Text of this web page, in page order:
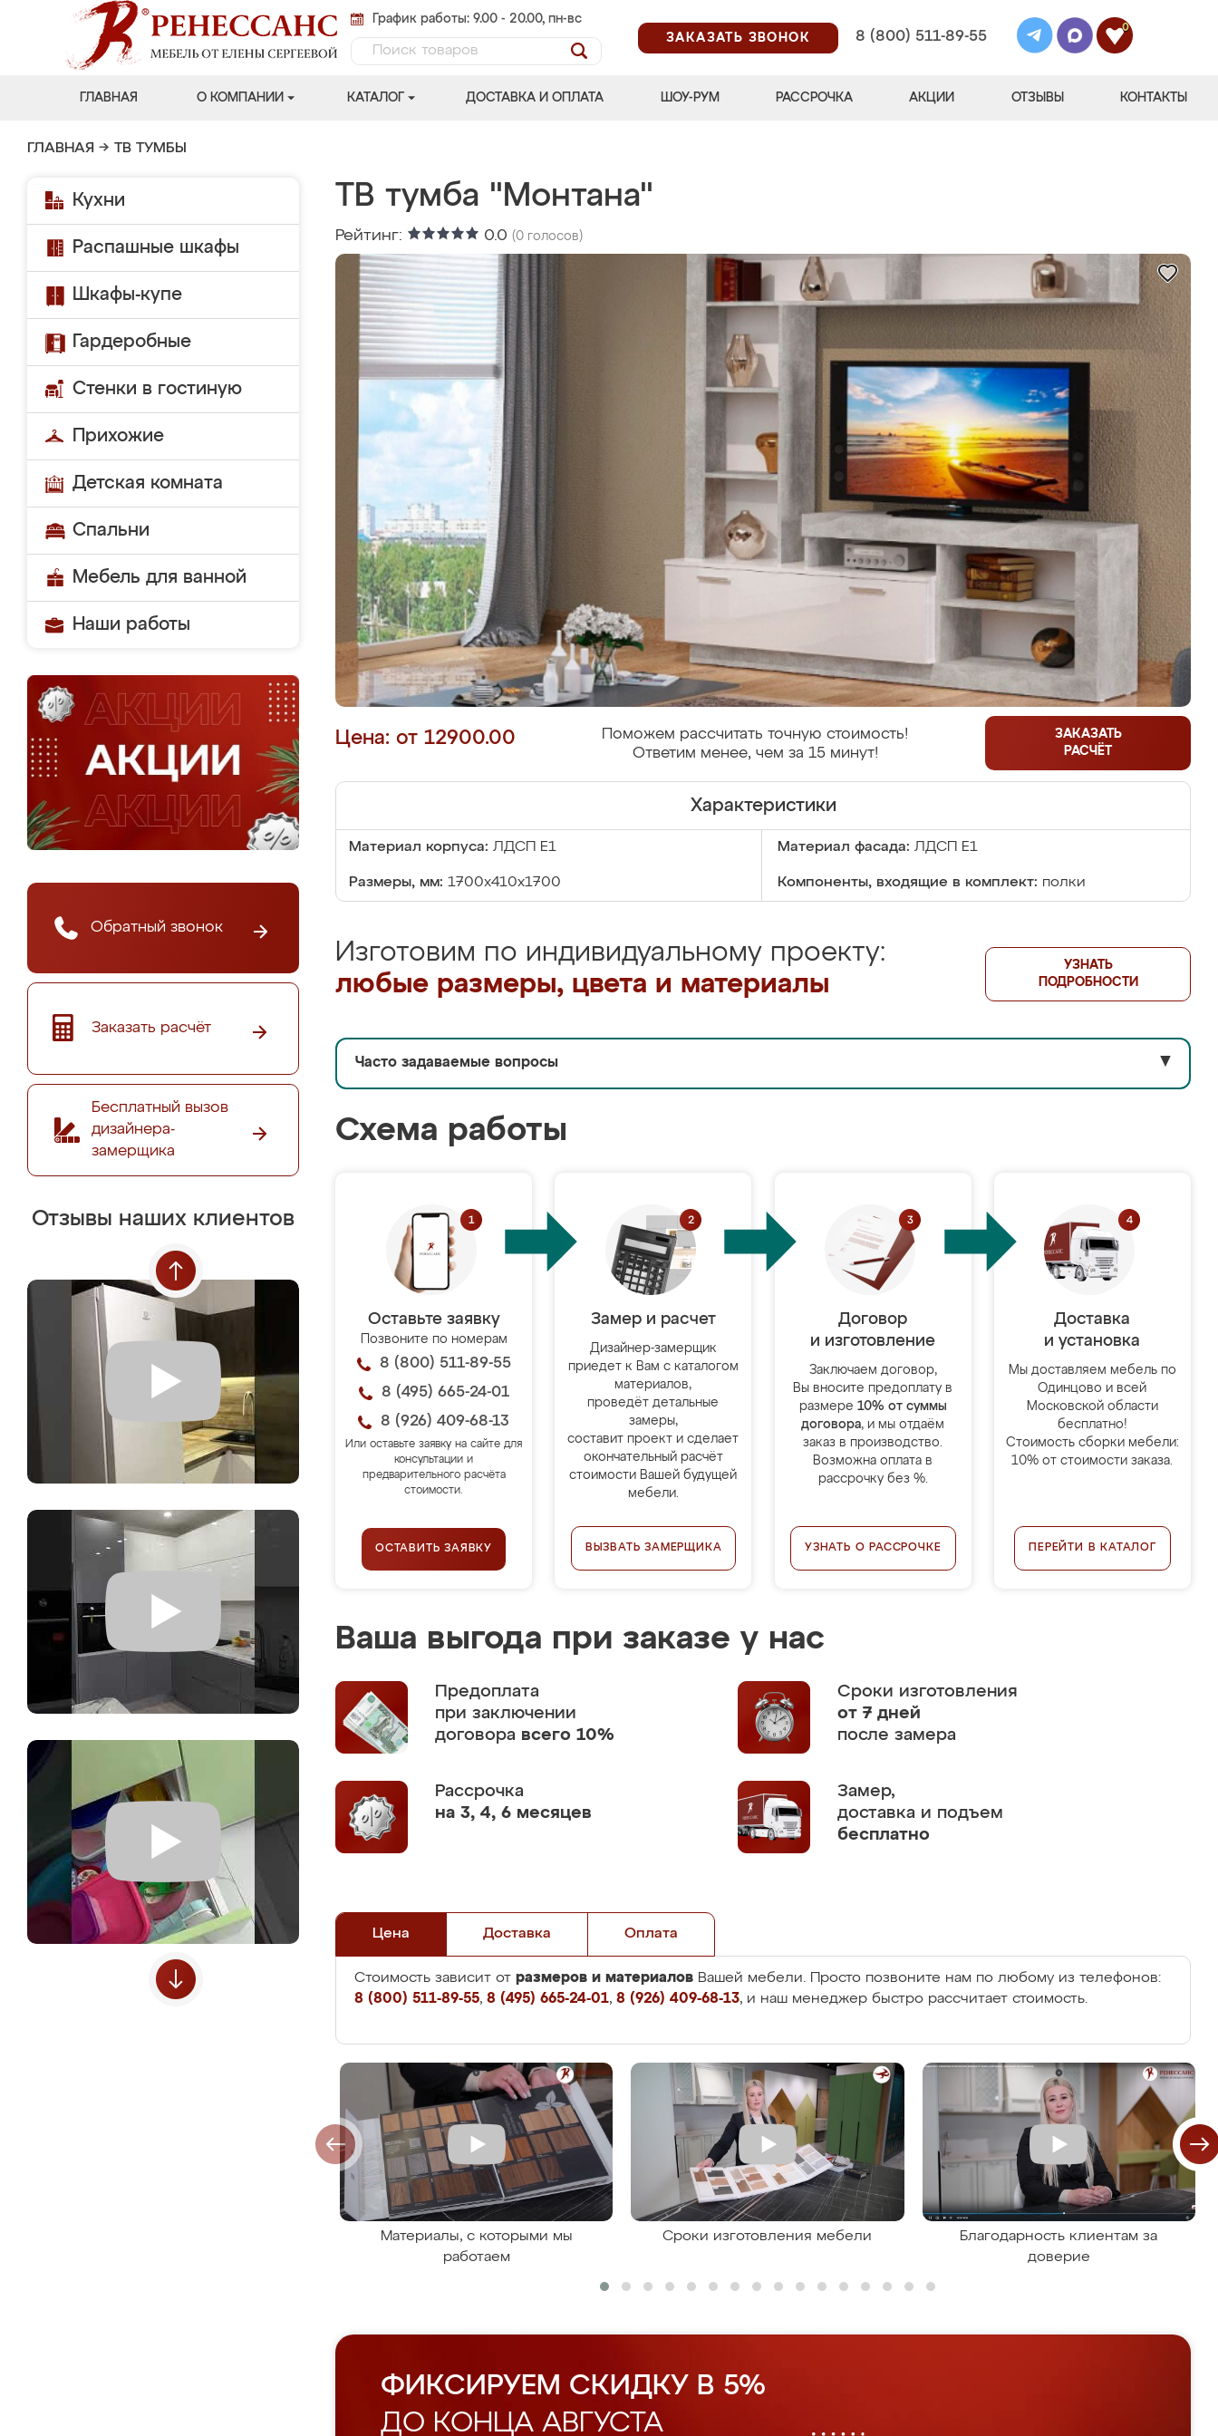
График работы: 9.00 - 20.00, пн-вс
ЗАКАЗАТЬ ЗВОНОК
8 (800) 511-89-55
0
ГЛАВНАЯ О КОМПАНИИ КАТАЛОГ ДОСТАВКА И ОПЛАТА ШОУ-РУМ РАССРОЧКА АКЦИИ ОТЗЫВЫ КОНТАКТЫ
ГЛАВНАЯ → ТВ ТУМБЫ
Кухни
Распашные шкафы
Шкафы-купе
Гардеробные
Стенки в гостиную
Прихожие
Детская комната
Спальни
Мебель для ванной
Наши работы
Обратный звонок
Заказать расчёт
Бесплатный вызов
дизайнера-
замерщика
Отзывы наших клиентов
ТВ тумба "Монтана"
Рейтинг: 0.0 (0 голосов)
Цена: от 12900.00
Поможем рассчитать точную стоимость!
Ответим менее, чем за 15 минут!
ЗАКАЗАТЬ
РАСЧЁТ
Характеристики
Материал корпуса: ЛДСП Е1 Материал фасада: ЛДСП Е1
Размеры, мм: 1700х410x1700 Компоненты, входящие в комплект: полки
Изготовим по индивидуальному проекту:
любые размеры, цвета и материалы
УЗНАТЬ
ПОДРОБНОСТИ
Часто задаваемые вопросы ▼
Схема работы
Оставьте заявку
Позвоните по номерам
8 (800) 511-89-55
8 (495) 665-24-01
8 (926) 409-68-13
Или оставьте заявку на сайте для
консультации и
предварительного расчёта
стоимости.
ОСТАВИТЬ ЗАЯВКУ
Замер и расчет
Дизайнер-замерщик
приедет к Вам с каталогом
материалов,
проведёт детальные
замеры,
составит проект и сделает
окончательный расчёт
стоимости Вашей будущей
мебели.
ВЫЗВАТЬ ЗАМЕРЩИКА
Договор
и изготовление
Заключаем договор,
Вы вносите предоплату в
размере 10% от суммы
договора, и мы отдаём
заказ в производство.
Возможна оплата в
рассрочку без %.
УЗНАТЬ О РАССРОЧКЕ
Доставка
и установка
Мы доставляем мебель по
Одинцово и всей
Московской области
бесплатно!
Стоимость сборки мебели:
10% от стоимости заказа.
ПЕРЕЙТИ В КАТАЛОГ
Ваша выгода при заказе у нас
Предоплата
при заключении
договора всего 10%
Сроки изготовления
от 7 дней
после замера
Рассрочка
на 3, 4, 6 месяцев
Замер,
доставка и подъем
бесплатно
Цена Доставка Оплата
Стоимость зависит от размеров и материалов Вашей мебели. Просто позвоните нам по любому из телефонов:
8 (800) 511-89-55, 8 (495) 665-24-01, 8 (926) 409-68-13, и наш менеджер быстро рассчитает стоимость.
Материалы, с которыми мы
работаем
Сроки изготовления мебели
Благодарность клиентам за
доверие
ФИКСИРУЕМ СКИДКУ В 5%
ДО КОНЦА АВГУСТА